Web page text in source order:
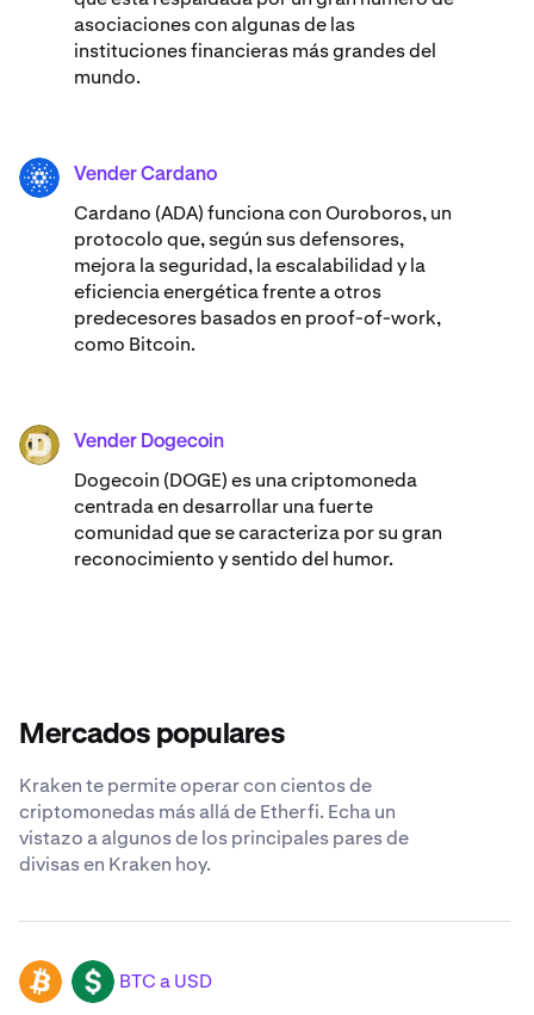
asociaciones con algunas de las
instituciones financieras más grandes del
mundo.
ADA Vender Cardano
Cardano (ADA) ​​funciona con Ouroboros, un
protocolo que, según sus defensores,
mejora la seguridad, la escalabilidad y la
eficiencia energética frente a otros
predecesores basados en proof-of-work,
como Bitcoin.
DOGE Vender Dogecoin
Dogecoin (DOGE) es una criptomoneda
centrada en desarrollar una fuerte
comunidad que se caracteriza por su gran
reconocimiento y sentido del humor.
Mercados populares
Kraken te permite operar con cientos de
criptomonedas más allá de Etherfi. Echa un
vistazo a algunos de los principales pares de
divisas en Kraken hoy.
BTC USD BTC a USD